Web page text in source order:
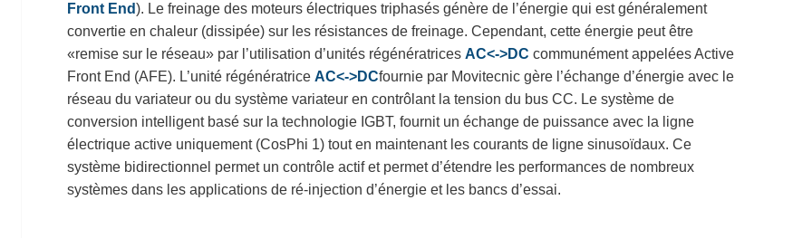
Front End). Le freinage des moteurs électriques triphasés génère de l’énergie qui est généralement
convertie en chaleur (dissipée) sur les résistances de freinage. Cependant, cette énergie peut être
«remise sur le réseau» par l’utilisation d’unités régénératrices AC<->DC communément appelées Active
Front End (AFE). L’unité régénératrice AC<->DCfournie par Movitecnic gère l’échange d’énergie avec le
réseau du variateur ou du système variateur en contrôlant la tension du bus CC. Le système de
conversion intelligent basé sur la technologie IGBT, fournit un échange de puissance avec la ligne
électrique active uniquement (CosPhi 1) tout en maintenant les courants de ligne sinusoïdaux. Ce
système bidirectionnel permet un contrôle actif et permet d’étendre les performances de nombreux
systèmes dans les applications de ré-injection d’énergie et les bancs d’essai.